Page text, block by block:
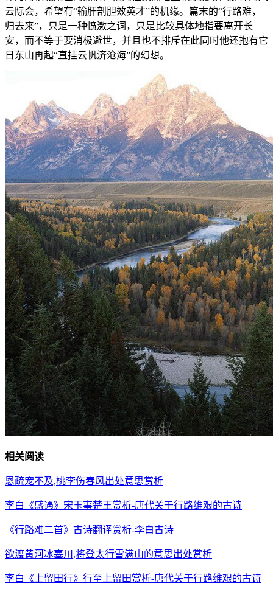
云际会，希望有“输肝剖胆效英才”的机缘。篇末的“行路难，
归去来”，只是一种愤激之词，只是比较具体地指要离开长
安，而不等于要消极避世，并且也不排斥在此同时他还抱有它
日东山再起“直挂云帆济沧海”的幻想。
相关阅读
恩疏宠不及,桃李伤春风出处意思赏析
李白《感遇》宋玉事楚王赏析-唐代关于行路维艰的古诗
《行路难二首》古诗翻译赏析-李白古诗
欲渡黄河冰塞川,将登太行雪满山的意思出处赏析
李白《上留田行》行至上留田赏析-唐代关于行路维艰的古诗